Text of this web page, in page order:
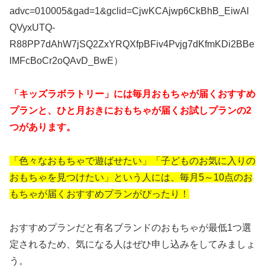
advc=010005&gad=1&gclid=CjwKCAjwp6CkBhB_EiwAl
QVyxUTQ-
R88PP7dAhW7jSQ2ZxYRQXfpBFiv4Pvjg7dKfmKDi2BBe
lMFcBoCr2oQAvD_BwE）
「キッズラボラトリー」には毎月おもちゃが届くおすすめ
プランと、ひと月おきにおもちゃが届くお試しプランの2
つがあります。
「色々なおもちゃで遊ばせたい」「子どものお気に入りの
おもちゃを見つけたい」という人には、毎月5～10点のお
もちゃが届くおすすめプランがぴったり！
おすすめプランだと有名ブランドのおもちゃが最低1つ選
定されるため、気になる人はぜひ申し込みをしてみましょ
う。